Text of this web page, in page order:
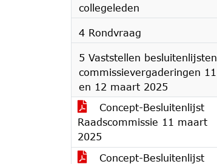
collegeleden
4 Rondvraag
5 Vaststellen besluitenlijsten
commissievergaderingen 11
en 12 maart 2025
Concept-Besluitenlijst
Raadscommissie 11 maart
2025
Concept-Besluitenlijst